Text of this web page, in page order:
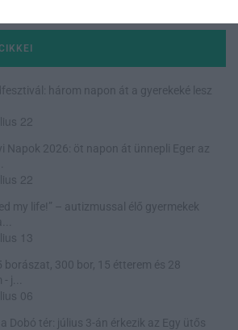
három napon át a gyerekeké lesz
22
Napok 2026: öt napon át ünnepli Eger az
22
my life!” – autizmussal élő gyermekek
13
borászat, 300 bor, 15 étterem és 28
j...
06
Dobó tér: július 3-án érkezik az Egy ütős